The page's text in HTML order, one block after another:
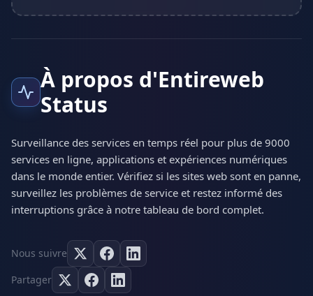
À propos d'Entireweb
Status
Surveillance des services en temps réel pour plus de 9000
services en ligne, applications et expériences numériques
dans le monde entier. Vérifiez si les sites web sont en panne,
surveillez les problèmes de service et restez informé des
interruptions grâce à notre tableau de bord complet.
Nous suivre
Partager